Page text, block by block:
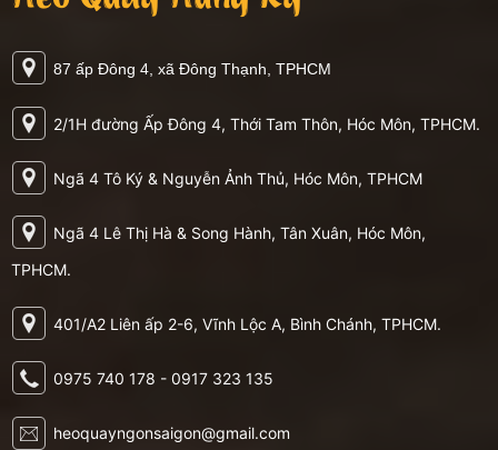
87 ấp Đông 4, xã Đông Thạnh, TPHCM
2/1H đường Ấp Đông 4, Thới Tam Thôn, Hóc Môn, TPHCM.
Ngã 4 Tô Ký & Nguyễn Ảnh Thủ, Hóc Môn, TPHCM
Ngã 4 Lê Thị Hà & Song Hành, Tân Xuân, Hóc Môn,
TPHCM.
401/A2 Liên ấp 2-6, Vĩnh Lộc A, Bình Chánh, TPHCM.
0975 740 178 - 0917 323 135
heoquayngonsaigon@gmail.com